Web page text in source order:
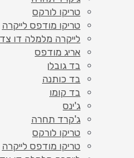
טריקו לורקס
טריקו מודפס לייקרה
לייקרה מלמלה דו צדדי
אריג מודפס
בד גובלן
בד כותנה
בד קומו
ג'ינס
ג'קרד תחרה
טריקו לורקס
טריקו מודפס לייקרה